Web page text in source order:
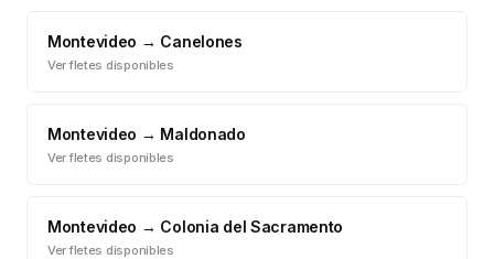
Montevideo → Canelones
Ver fletes disponibles
Montevideo → Maldonado
Ver fletes disponibles
Montevideo → Colonia del Sacramento
Ver fletes disponibles